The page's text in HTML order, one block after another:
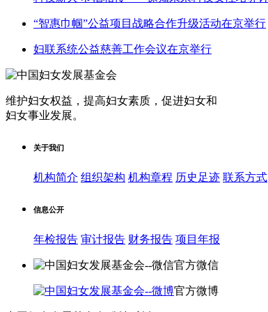
“智惠巾帼”公益项目战略合作升级活动在京举行
妇联系统公益慈善工作会议在京举行
维护妇女权益，提高妇女素质，促进妇女和
妇女事业发展。
关于我们
机构简介 组织架构 机构章程 历史足迹 联系方式
信息公开
年检报告 审计报告 财务报告 项目年报
官方微信
官方微博